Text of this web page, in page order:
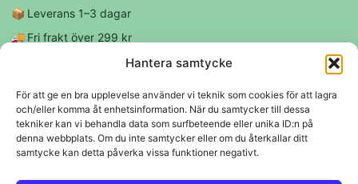
Hantera samtycke
För att ge en bra upplevelse använder vi teknik som cookies för att lagra
och/eller komma åt enhetsinformation. När du samtycker till dessa
tekniker kan vi behandla data som surfbeteende eller unika ID:n på
denna webbplats. Om du inte samtycker eller om du återkallar ditt
samtycke kan detta påverka vissa funktioner negativt.
📦 Leverans 1–3 dagar
🚚 Fri frakt över 299 kr
Följ oss
f ◎